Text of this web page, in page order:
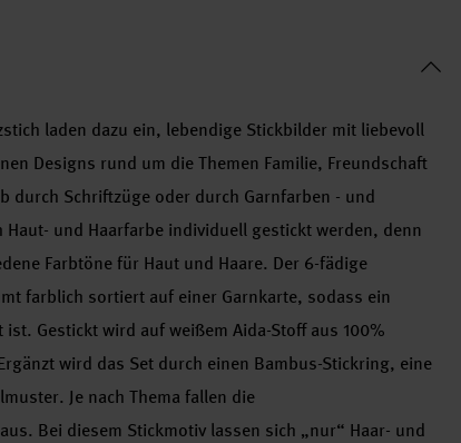
laden dazu ein, lebendige Stickbilder mit liebevoll
Designs rund um die Themen Familie, Freundschaft
durch Schriftzüge oder durch Garnfarben - und
und Haarfarbe individuell gestickt werden, denn
Farbtöne für Haut und Haare. Der 6-fädige
farblich sortiert auf einer Garnkarte, sodass ein
Gestickt wird auf weißem Aida-Stoff aus 100%
wird das Set durch einen Bambus-Stickring, eine
Je nach Thema fallen die
Bei diesem Stickmotiv lassen sich „nur“ Haar- und